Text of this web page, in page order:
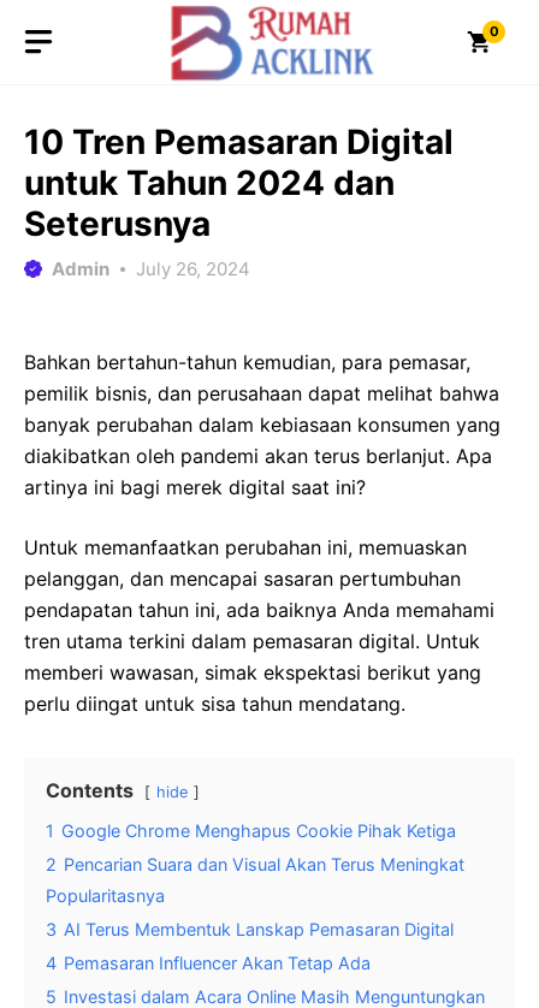
0
10 Tren Pemasaran Digital
untuk Tahun 2024 dan
Seterusnya
Admin July 26, 2024
Bahkan bertahun-tahun kemudian, para pemasar,
pemilik bisnis, dan perusahaan dapat melihat bahwa
banyak perubahan dalam kebiasaan konsumen yang
diakibatkan oleh pandemi akan terus berlanjut. Apa
artinya ini bagi merek digital saat ini?
Untuk memanfaatkan perubahan ini, memuaskan
pelanggan, dan mencapai sasaran pertumbuhan
pendapatan tahun ini, ada baiknya Anda memahami
tren utama terkini dalam pemasaran digital. Untuk
memberi wawasan, simak ekspektasi berikut yang
perlu diingat untuk sisa tahun mendatang.
Contents hide
1 Google Chrome Menghapus Cookie Pihak Ketiga
2 Pencarian Suara dan Visual Akan Terus Meningkat
Popularitasnya
3 AI Terus Membentuk Lanskap Pemasaran Digital
4 Pemasaran Influencer Akan Tetap Ada
5 Investasi dalam Acara Online Masih Menguntungkan